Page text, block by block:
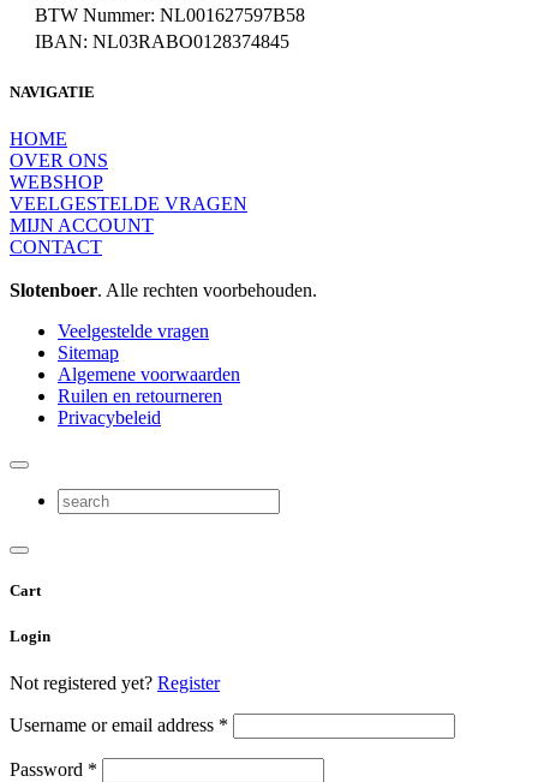
BTW Nummer: NL001627597B58
IBAN: NL03RABO0128374845
NAVIGATIE
HOME
OVER ONS
WEBSHOP
VEELGESTELDE VRAGEN
MIJN ACCOUNT
CONTACT
Slotenboer. Alle rechten voorbehouden.
Veelgestelde vragen
Sitemap
Algemene voorwaarden
Ruilen en retourneren
Privacybeleid
Cart
Login
Not registered yet? Register
Username or email address *
Password *